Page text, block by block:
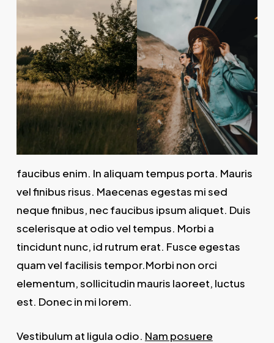
faucibus enim. In aliquam tempus porta. Mauris
vel finibus risus. Maecenas egestas mi sed
neque finibus, nec faucibus ipsum aliquet. Duis
scelerisque at odio vel tempus. Morbi a
tincidunt nunc, id rutrum erat. Fusce egestas
quam vel facilisis tempor.Morbi non orci
elementum, sollicitudin mauris laoreet, luctus
est. Donec in mi lorem.
Vestibulum at ligula odio. Nam posuere